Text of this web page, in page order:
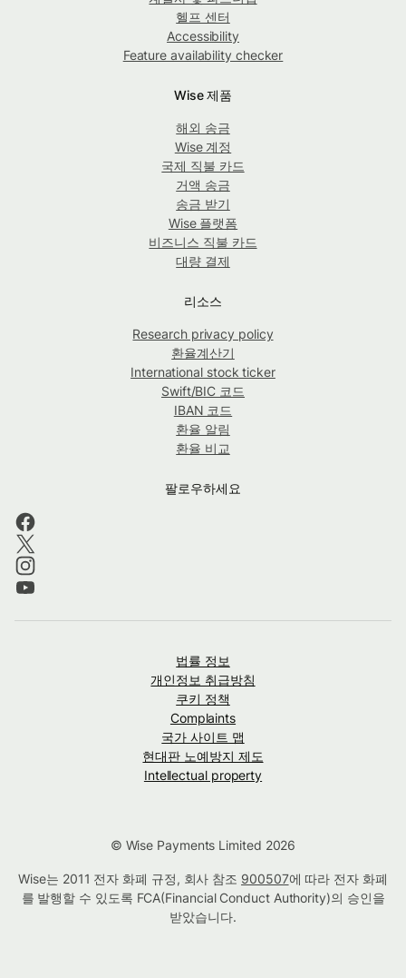
헬프 센터
Accessibility
Feature availability checker
Wise 제품
해외 송금
Wise 계정
국제 직불 카드
거액 송금
송금 받기
Wise 플랫폼
비즈니스 직불 카드
대량 결제
리소스
Research privacy policy
환율계산기
International stock ticker
Swift/BIC 코드
IBAN 코드
환율 알림
환율 비교
팔로우하세요
법률 정보
개인정보 취급방침
쿠키 정책
Complaints
국가 사이트 맵
현대판 노예방지 제도
Intellectual property
© Wise Payments Limited 2026
Wise는 2011 전자 화폐 규정, 회사 참조 900507에 따라 전자 화폐
를 발행할 수 있도록 FCA(Financial Conduct Authority)의 승인을
받았습니다.